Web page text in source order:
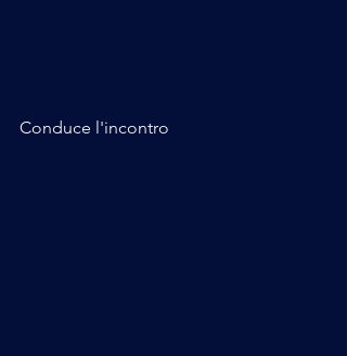
Conduce l'incontro